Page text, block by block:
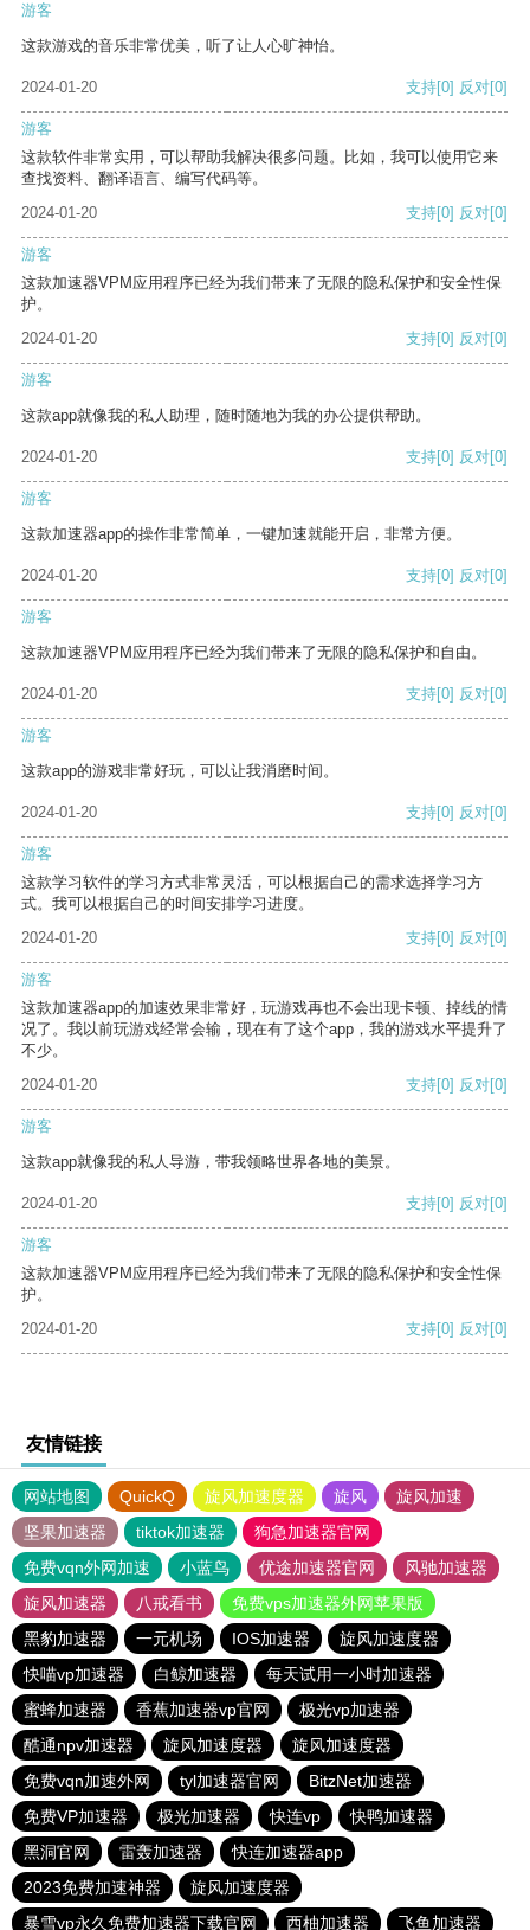
游客
这款游戏的音乐非常优美，听了让人心旷神怡。
2024-01-20 支持[0] 反对[0]
游客
这款软件非常实用，可以帮助我解决很多问题。比如，我可以使用它来
查找资料、翻译语言、编写代码等。
2024-01-20
支持[0] 反对[0]
游客
这款加速器VPM应用程序已经为我们带来了无限的隐私保护和安全性保
护。
2024-01-20
支持[0] 反对[0]
游客
这款app就像我的私人助理，随时随地为我的办公提供帮助。
2024-01-20 支持[0] 反对[0]
游客
这款加速器app的操作非常简单，一键加速就能开启，非常方便。
2024-01-20 支持[0] 反对[0]
游客
这款加速器VPM应用程序已经为我们带来了无限的隐私保护和自由。
2024-01-20 支持[0] 反对[0]
游客
这款app的游戏非常好玩，可以让我消磨时间。
2024-01-20 支持[0] 反对[0]
游客
这款学习软件的学习方式非常灵活，可以根据自己的需求选择学习方
式。我可以根据自己的时间安排学习进度。
2024-01-20
支持[0] 反对[0]
游客
这款加速器app的加速效果非常好，玩游戏再也不会出现卡顿、掉线的情
况了。我以前玩游戏经常会输，现在有了这个app，我的游戏水平提升了
不少。
2024-01-20
支持[0] 反对[0]
游客
这款app就像我的私人导游，带我领略世界各地的美景。
2024-01-20 支持[0] 反对[0]
游客
这款加速器VPM应用程序已经为我们带来了无限的隐私保护和安全性保
护。
2024-01-20
支持[0] 反对[0]
友情链接
网站地图 QuickQ 旋风加速度器 旋风
旋风加速
坚果加速器
tiktok加速器
狗急加速器官网
免费vqn外网加速
小蓝鸟 优途加速器官网
风驰加速器
旋风加速器
八戒看书
免费vps加速器外网苹果版
黑豹加速器
一元机场 IOS加速器
旋风加速度器
快喵vp加速器
白鲸加速器
每天试用一小时加速器
蜜蜂加速器
香蕉加速器vp官网
极光vp加速器
酷通npv加速器
旋风加速度器
旋风加速度器
免费vqn加速外网
tyl加速器官网
BitzNet加速器
免费VP加速器
极光加速器 快连vp
快鸭加速器
黑洞官网
雷轰加速器
快连加速器app
2023免费加速神器
旋风加速度器
暴雪vp永久免费加速器下载官网
西柚加速器 飞鱼加速器